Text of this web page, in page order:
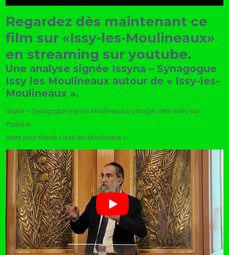
Regardez dès maintenant ce
film sur «Issy-les-Moulineaux»
en streaming sur youtube.
Une analyse signée Issyna – Synagogue
Issy les Moulineaux autour de « Issy-les-
Moulineaux ».
Issyna – Synagogue Issy les Moulineaux a partagé cette vidéo sur
Youtube.
ayant pour thème « Issy-les-Moulineaux »: